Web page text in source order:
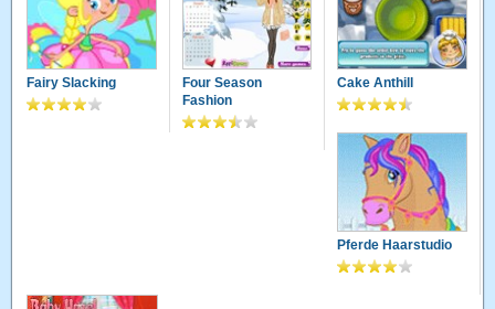
Fairy Slacking
Four Season
Fashion
Cake Anthill
Pferde Haarstudio